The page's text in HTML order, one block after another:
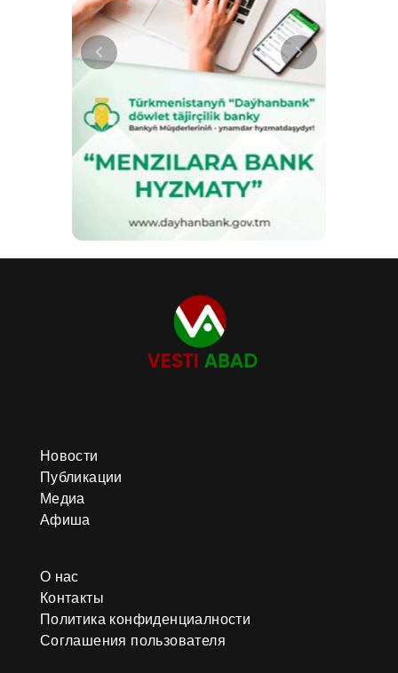
Новости
Публикации
Медиа
Афиша
О нас
Контакты
Политика конфиденциалности
Соглашения пользователя